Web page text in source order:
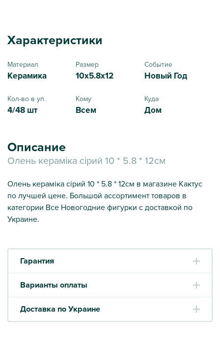
Характеристики
Материал
Керамика
Размер
10x5.8x12
Событие
Новый Год
Кол-во в уп.
4/48 шт
Кому
Всем
Куда
Дом
Описание
Олень кераміка сірий 10 * 5.8 * 12см
Олень кераміка сірий 10 * 5.8 * 12см в магазине Кактус
по лучшей цене. Большой ассортимент товаров в
категории Все Новогодние фигурки с доставкой по
Украине.
Гарантия
Варианты оплаты
Доставка по Украине